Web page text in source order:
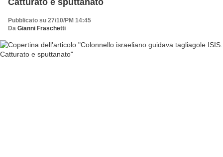
Catturato e sputtanato
Pubblicato su 27/10/PM 14:45
Da Gianni Fraschetti